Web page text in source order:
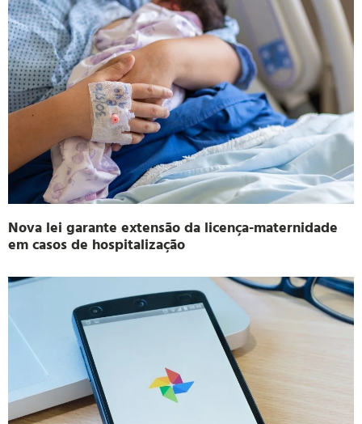
Nova lei garante extensão da licença-maternidade
em casos de hospitalização